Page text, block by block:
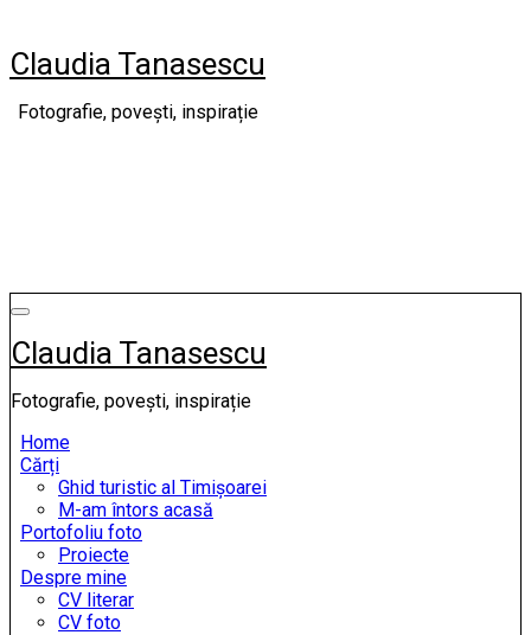
content
Claudia Tanasescu
Fotografie, povești, inspirație
Claudia Tanasescu
Fotografie, povești, inspirație
Home
Cărți
Ghid turistic al Timișoarei
M-am întors acasă
Portofoliu foto
Proiecte
Despre mine
CV literar
CV foto